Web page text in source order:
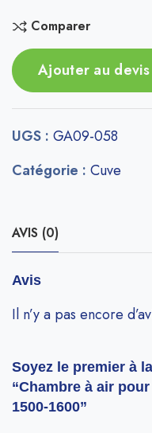
Comparer
Ajouter au devis
UGS : GA09-058
Catégorie : Cuve
AVIS (0)
Avis
Il n’y a pas encore
Soyez le premier à
“Chambre à air
1500-1600”